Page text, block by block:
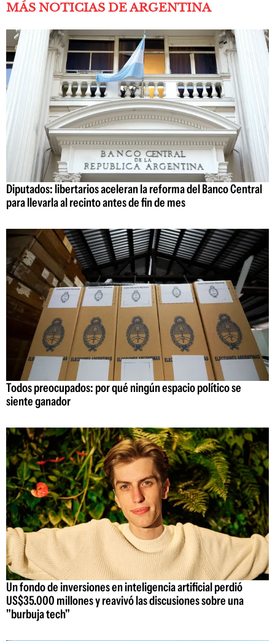
MÁS NOTICIAS DE ARGENTINA
Diputados: libertarios aceleran la reforma del Banco Central
para llevarla al recinto antes de fin de mes
Todos preocupados: por qué ningún espacio político se
siente ganador
Un fondo de inversiones en inteligencia artificial perdió
US$35.000 millones y reavivó las discusiones sobre una
"burbuja tech"